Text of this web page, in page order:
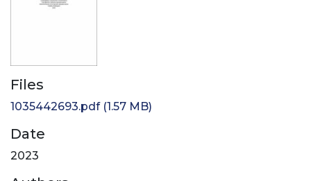
Files
1035442693.pdf(1.57 MB)
Date
2023